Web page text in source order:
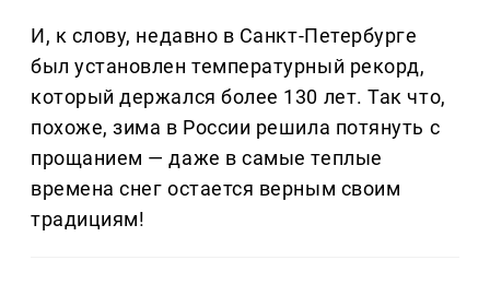
И, к слову, недавно в Санкт-Петербурге
был установлен температурный рекорд,
который держался более 130 лет. Так что,
похоже, зима в России решила потянуть с
прощанием — даже в самые теплые
времена снег остается верным своим
традициям!